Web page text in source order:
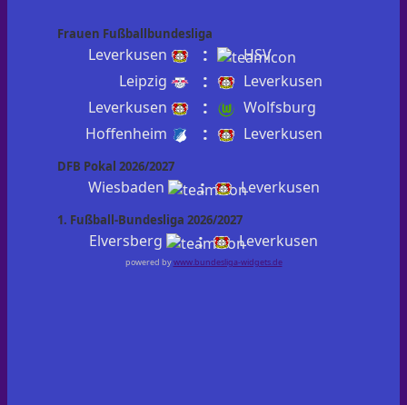
Frauen Fußballbundesliga
Leverkusen :
HSV
Leipzig
:
Leverkusen
Leverkusen
:
Wolfsburg
Hoffenheim
: Leverkusen
DFB Pokal 2026/2027
Wiesbaden : Leverkusen
1. Fußball-Bundesliga 2026/2027
Elversberg : Leverkusen
powered bywww.bundesliga-widgets.de